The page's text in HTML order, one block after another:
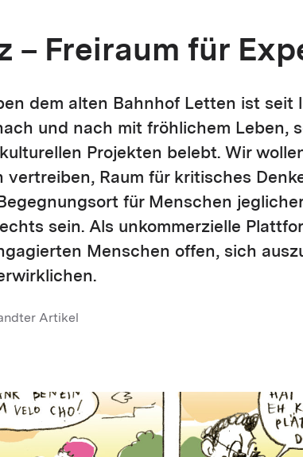
– Freiraum für
dem alten Bahnhof Letten ist seit
und nach mit fröhlichem Leben,
Projekten belebt. Wir
vertreiben, Raum für kritisches
für Menschen
sein. Als unkommerzielle
Menschen offen, sich
Artikel